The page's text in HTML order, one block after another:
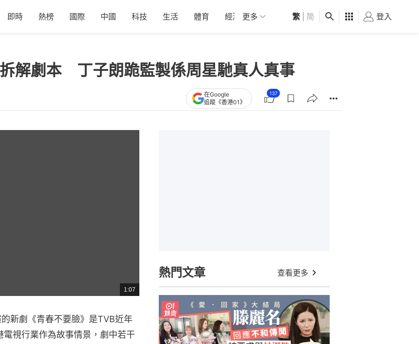
即時 熱榜 國際 中國 科技 生活 體育 經濟 01深圳 觀點 健康 好食玩飛
更多 繁 简 登入
解劇本 丁子朗跪監製係周星馳真人真事
在Google
追蹤《香港01》
137
總
共
1:07
新劇《青春不要臉》是TVB近年
視行業作為故事情景，劇中若干
熱門文章 查看更多